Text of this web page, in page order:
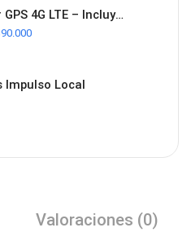
Rastreador GPS 4G LTE – Incluye Plan de Datos y Plataforma ProTrack por 1 Año
Impulso Local
Valoraciones (0)